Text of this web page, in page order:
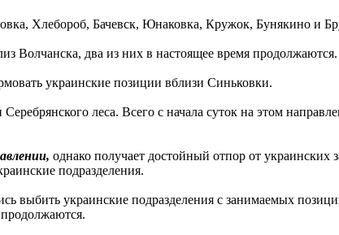
Хлебороб, Бачевск, Юнаковка, Кружок, Бунякино и
Волчанска, два из них в настоящее время продолжаются.
украинские позиции вблизи Синьковки.
леса. Всего с начала суток на этом
однако получает достойный отпор от украинских
подразделения.
выбить украинские подразделения с занимаемых